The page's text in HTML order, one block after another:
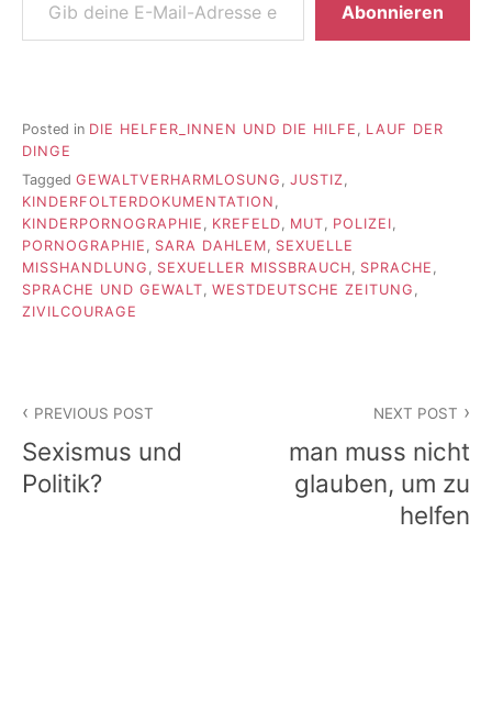
Abonnieren
Posted in DIE HELFER_INNEN UND DIE HILFE
LAUF DER
DINGE
Tagged GEWALTVERHARMLOSUNG , JUSTIZ,
KINDERFOLTERDOKUMENTATION ,
KINDERPORNOGRAPHIE , KREFELD, MUT, POLIZEI,
PORNOGRAPHIE , SARA DAHLEM, SEXUELLE
MISSHANDLUNG , SEXUELLER MISSBRAUCH, SPRACHE ,
SPRACHE UND GEWALT, WESTDEUTSCHE ZEITUNG ,
ZIVILCOURAGE
PREVIOUS POST
Sexismus und
Politik?
NEXT POST
man muss nicht
glauben, um zu
helfen